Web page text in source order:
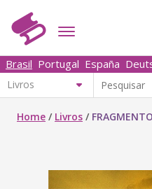
Brasil Portugal España
Home / Livros /